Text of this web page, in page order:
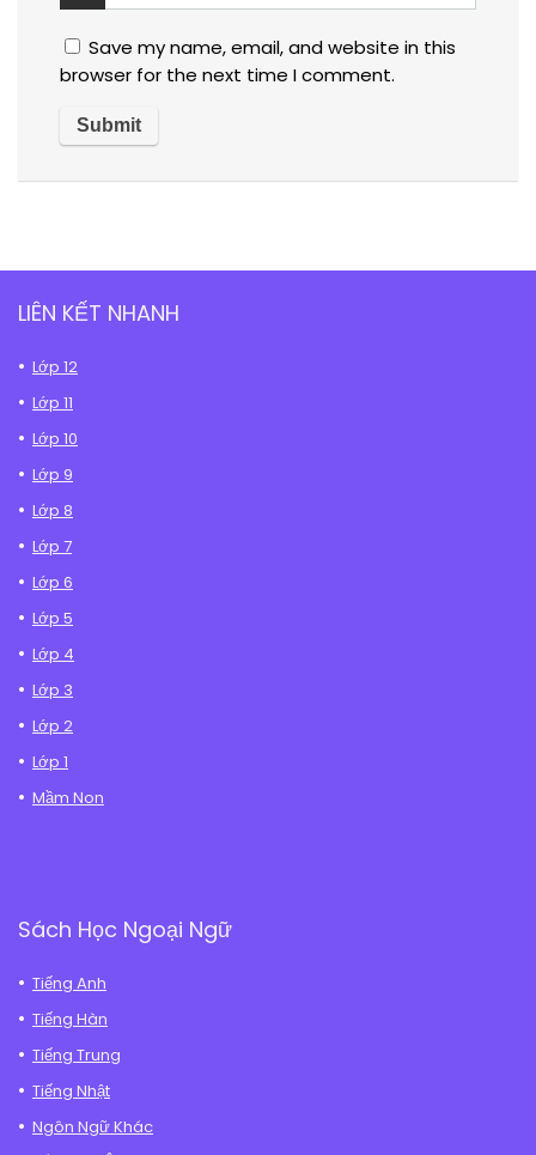
Save my name, email, and website in this
browser for the next time I comment.
LIÊN KẾT NHANH
Lớp 12
Lớp 11
Lớp 10
Lớp 9
Lớp 8
Lớp 7
Lớp 6
Lớp 5
Lớp 4
Lớp 3
Lớp 2
Lớp 1
Mầm Non
Sách Học Ngoại Ngữ
Tiếng Anh
Tiếng Hàn
Tiếng Trung
Tiếng Nhật
Ngôn Ngữ Khác